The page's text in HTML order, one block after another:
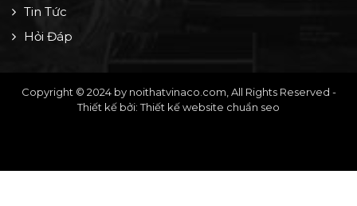
Tin Tức
Hỏi Đáp
Copyright © 2024 by noithatvinaco.com, All Rights Reserved -
Thiết kế bởi: Thiết kế website chuẩn seo